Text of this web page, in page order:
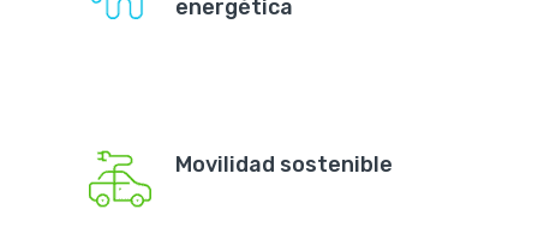
energética
Movilidad sostenible